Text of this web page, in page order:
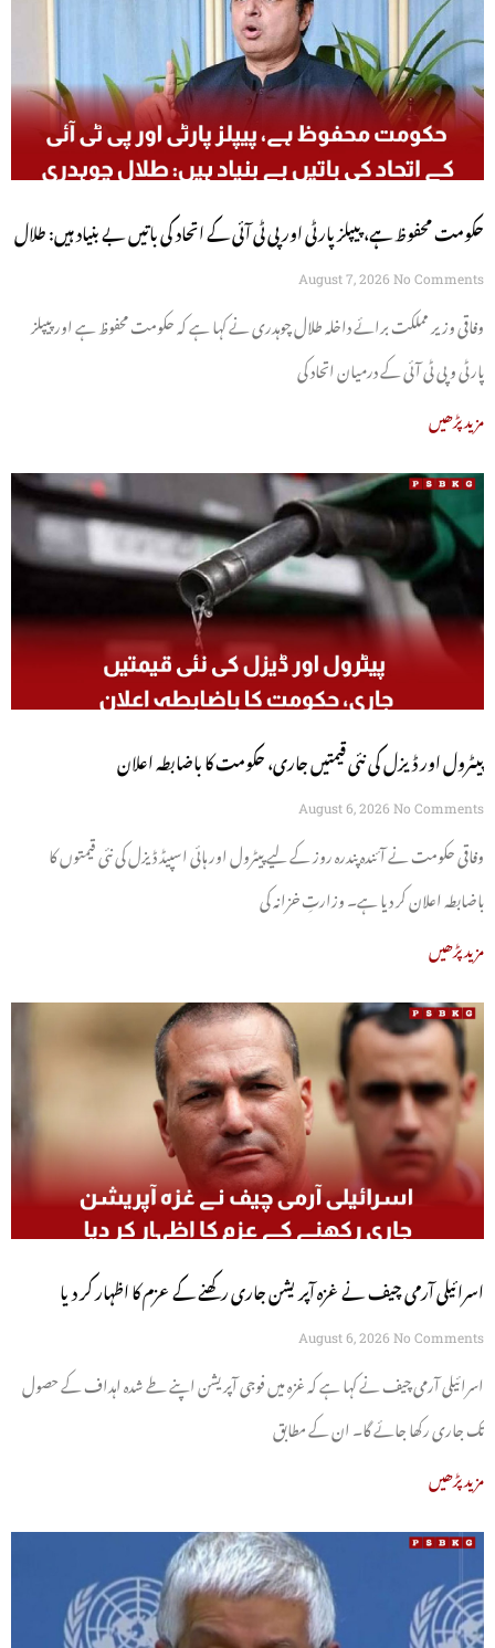
حکومت محفوظ ہے، پیپلز پارٹی اور پی ٹی آئی کے اتحاد کی باتیں بے بنیاد ہیں: طلال
چوہدری
August 7, 2026 No Comments
وفاقی وزیر مملکت برائے داخلہ طلال چوہدری نے کہا ہے کہ حکومت محفوظ ہے اور پیپلز
پارٹی و پی ٹی آئی کے درمیان اتحاد کی
مزید پڑھیں
پیٹرول اور ڈیزل کی نئی قیمتیں جاری، حکومت کا باضابطہ اعلان
August 6, 2026 No Comments
وفاقی حکومت نے آئندہ پندرہ روز کے لیے پیٹرول اور ہائی اسپیڈ ڈیزل کی نئی قیمتوں کا
باضابطہ اعلان کر دیا ہے۔ وزارتِ خزانہ کی
مزید پڑھیں
اسرائیلی آرمی چیف نے غزہ آپریشن جاری رکھنے کے عزم کا اظہار کر دیا
August 6, 2026 No Comments
اسرائیلی آرمی چیف نے کہا ہے کہ غزہ میں فوجی آپریشن اپنے طے شدہ اہداف کے حصول
تک جاری رکھا جائے گا۔ ان کے مطابق
مزید پڑھیں